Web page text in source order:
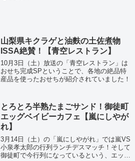
山梨県キクラゲと油麩の土佐煮物
ISSA絶賛！【青空レストラン】
10月3日（土）放送の「青空レストラン」は
おせち完成SPということで、各地の絶品特
産品を使ったおせちが紹介されていました！
とろとろ半熟たまごサンド！御徒町
エッグベイビーカフェ【嵐にしやが
れ】
3月14日（土）の「嵐にしやがれ」では嵐VS
小泉孝太郎の行列ランチデスマッチ！そして
御徒町で今行列になっているという、エッグ